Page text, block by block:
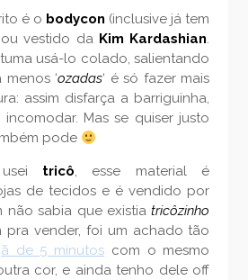
é o bodycon (inclusive já tem
vestido da Kim Kardashian.
usá-lo colado, salientando
menos ‘ozadas‘ é só fazer mais
assim disfarça a barriguinha,
Mas se quiser justo
pode
tricô, esse material é
de tecidos e é vendido por
não sabia que existiatricôzinho
pra vender, foi um achado tão
de 5 minutos com o mesmo
cor, e ainda tenho dele off